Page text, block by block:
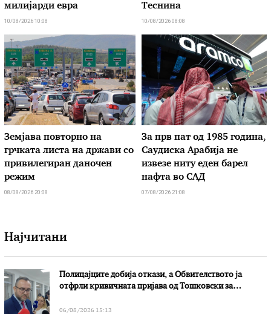
милијарди евра
10/08/2026 10:08
Теснина
10/08/2026 08:08
Земјава повторно на
грчката листа на држави со
привилегиран даночен
режим
08/08/2026 20:08
За прв пат од 1985 година,
Саудиска Арабија не
извезе ниту еден барел
нафта во САД
07/08/2026 21:08
Најчитани
Полицајците добија откази, а Обвителството ја
отфрли кривичната пријава од Тошковски за
06/08/2026 15:13